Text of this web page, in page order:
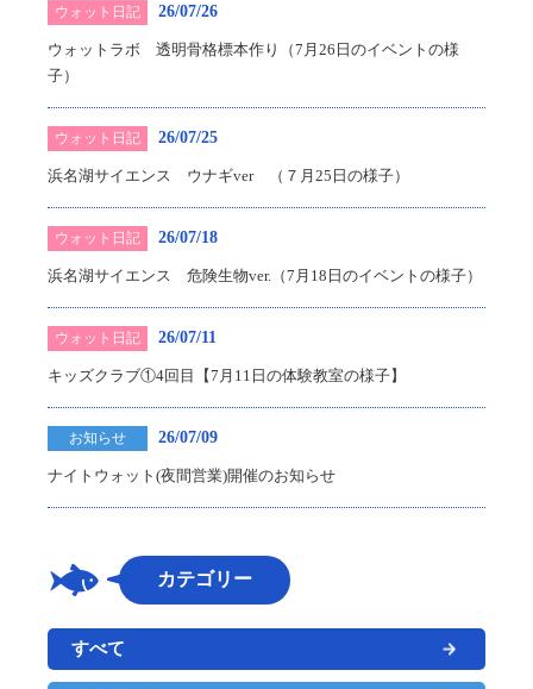
ウォット日記 26/07/26
ウォットラボ 透明骨格標本作り（7月26日のイベントの様
子）
ウォット日記 26/07/25
浜名湖サイエンス ウナギver （７月25日の様子）
ウォット日記 26/07/18
浜名湖サイエンス 危険生物ver.（7月18日のイベントの様子）
ウォット日記 26/07/11
キッズクラブ①4回目【7月11日の体験教室の様子】
お知らせ 26/07/09
ナイトウォット(夜間営業)開催のお知らせ
カテゴリー
すべて